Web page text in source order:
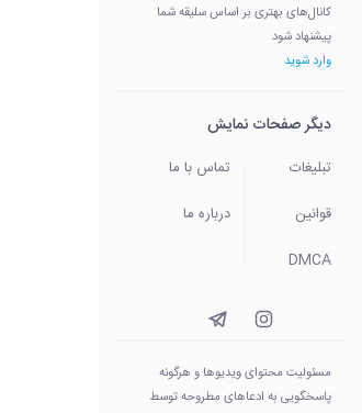
کانال‌های بهتری بر اساس سلیقه شما
پیشنهاد شود
وارد شوید
دیگر صفحات نمایش
تبلیغات
تماس با ما
قوانین
درباره ما
DMCA
مسئولیت محتوای ویدیو‌ها و هرگونه
پاسخگویی به ادعاهای مطروحه توسط